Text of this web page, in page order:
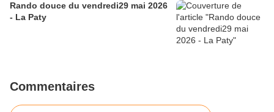
Rando douce du vendredi29 mai 2026
- La Paty
Commentaires